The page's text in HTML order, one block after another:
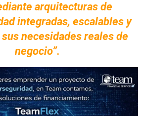
arquitecturas de
integradas, escalables y
necesidades reales de
negocio”.